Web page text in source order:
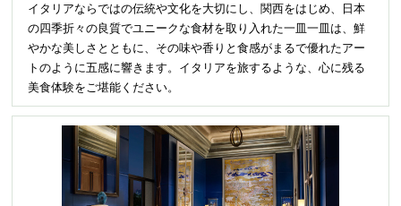
イタリアならではの伝統や文化を大切にし、関西をはじめ、日本
の四季折々の良質でユニークな食材を取り入れた一皿一皿は、鮮
やかな美しさとともに、その味や香りと食感がまるで優れたアー
トのように五感に響きます。イタリアを旅するような、心に残る
美食体験をご堪能ください。